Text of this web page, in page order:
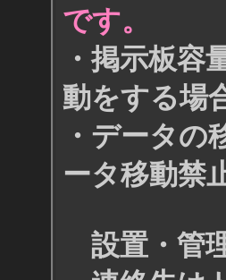
です。
・掲示板
動をする場
・データ
ータ移動禁
設置・管